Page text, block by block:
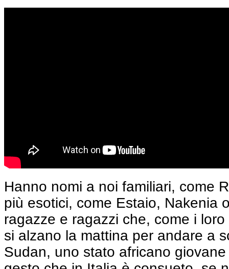
Hanno nomi a noi familiari, come
più esotici, come Estaio, Nakenia
ragazze e ragazzi che, come i
si alzano la mattina per andare a
Sudan, uno stato africano